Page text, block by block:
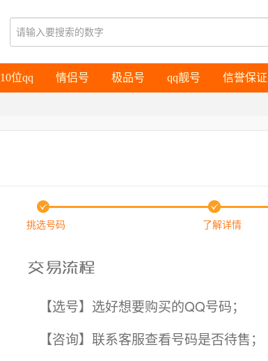
10位qq
10位qq
情侣号
情侣号
极品号
极品号
qq靓号
qq靓号
信誉保证
信誉保证
挑选号码 了解详情
【选号】选好想要购买的QQ号码；
【咨询】联系客服查看号码是否待售；